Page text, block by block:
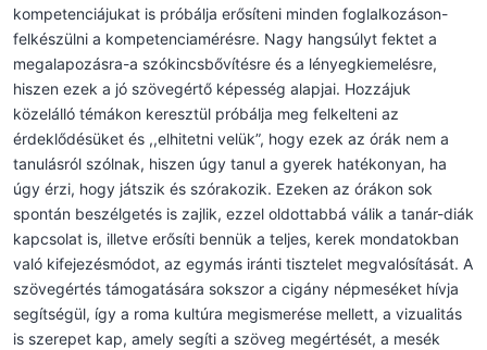
kompetenciájukat is próbálja erősíteni minden foglalkozáson-
felkészülni a kompetenciamérésre. Nagy hangsúlyt fektet a
megalapozásra-a szókincsbővítésre és a lényegkiemelésre,
hiszen ezek a jó szövegértő képesség alapjai. Hozzájuk
közelálló témákon keresztül próbálja meg felkelteni az
érdeklődésüket és ,,elhitetni velük”, hogy ezek az órák nem a
tanulásról szólnak, hiszen úgy tanul a gyerek hatékonyan, ha
úgy érzi, hogy játszik és szórakozik. Ezeken az órákon sok
spontán beszélgetés is zajlik, ezzel oldottabbá válik a tanár-diák
kapcsolat is, illetve erősíti bennük a teljes, kerek mondatokban
való kifejezésmódot, az egymás iránti tisztelet megvalósítását. A
szövegértés támogatására sokszor a cigány népmeséket hívja
segítségül, így a roma kultúra megismerése mellett, a vizualitás
is szerepet kap, amely segíti a szöveg megértését, a mesék